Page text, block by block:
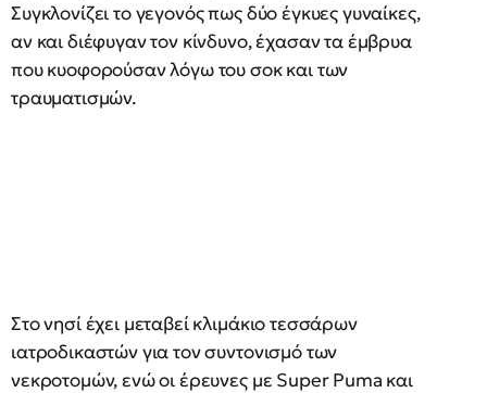
Συγκλονίζει το γεγονός πως δύο έγκυες γυναίκες,
αν και διέφυγαν τον κίνδυνο, έχασαν τα έμβρυα
που κυοφορούσαν λόγω του σοκ και των
τραυματισμών.
Στο νησί έχει μεταβεί κλιμάκιο τεσσάρων
ιατροδικαστών για τον συντονισμό των
νεκροτομών, ενώ οι έρευνες με Super Puma και